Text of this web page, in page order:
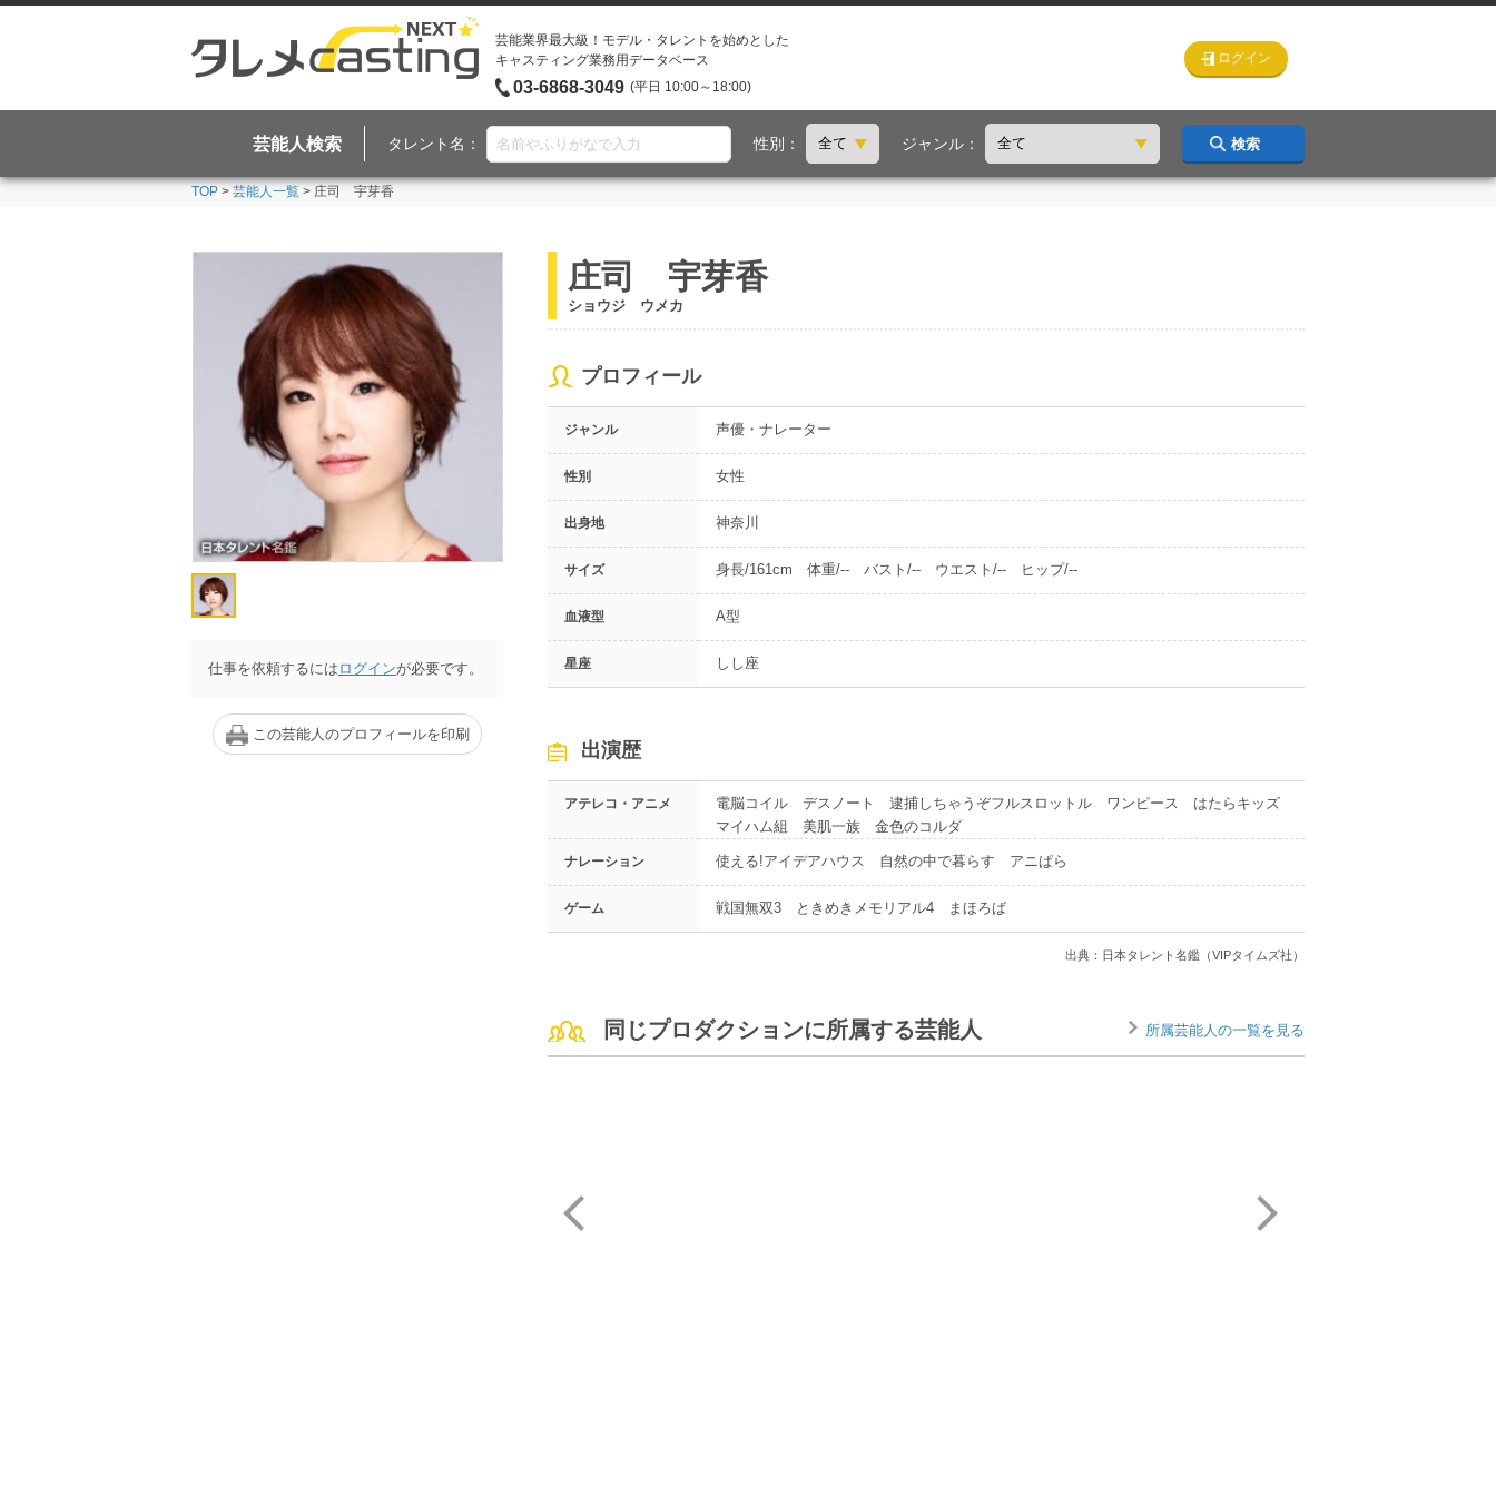
芸能業界最大級！モデル・タレントを始めとした
キャスティング業務用データベース
03-6868-3049 (平日 10:00～18:00)
ログイン
芸能人検索 タレント名： 性別： ジャンル： 検索
TOP > 芸能人一覧 > 庄司 宇芽香
仕事を依頼するには ログインが必要です。
この芸能人のプロフィールを印刷
庄司 宇芽香
ショウジ ウメカ
プロフィール
ジャンル 声優・ナレーター
性別 女性
出身地 神奈川
サイズ 身長/161cm 体重/-- バスト/-- ウエスト/-- ヒップ/--
血液型 A型
星座 しし座
出演歴
アテレコ・アニメ
電脳コイル デスノート 逮捕しちゃうぞフルスロットル ワンピース はたらキッズ
マイハム組 美肌一族 金色のコルダ
ナレーション 使える!アイデアハウス 自然の中で暮らす アニぱら
ゲーム 戦国無双3 ときめきメモリアル4 まほろば
出典：日本タレント名鑑（VIPタイムズ社）
同じプロダクションに所属する芸能人 所属芸能人の一覧を見る